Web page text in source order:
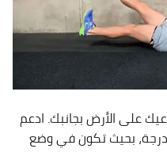
على الأرض بجانبك. ادعم
نفسك مع ثني ذراعيك بمقدار 90 درجة، بحيث تكون في وضع